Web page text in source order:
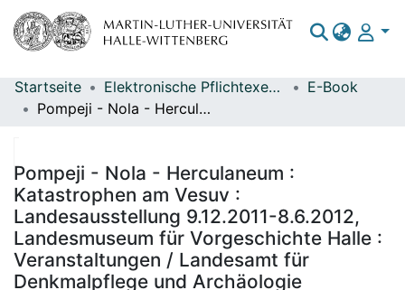
Bereiche & Sammlungen
Statistiken
Startseite Elektronische Pflichtexemplare
E-Book
Pompeji - Nola - Herculaneum : Katastrophen am Vesuv : Landesausstellung 9.12.2011-8.6.2012, Landesmuseum für Vorgeschichte Halle : Veranstaltungen / Landesamt für Denkmalpflege und Archäologie Sachsen-Anhalt
Pompeji - Nola - Herculaneum :
Katastrophen am Vesuv :
Landesausstellung 9.12.2011-8.6.2012,
Landesmuseum für Vorgeschichte Halle :
Veranstaltungen / Landesamt für
Denkmalpflege und Archäologie